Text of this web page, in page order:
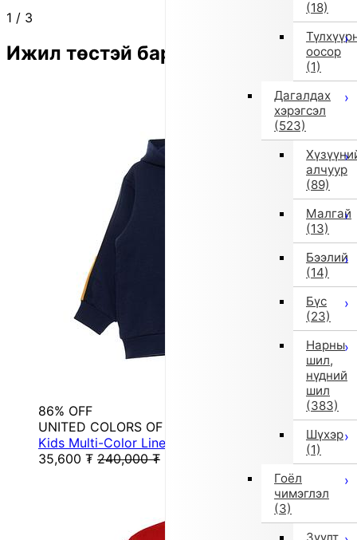
(18)
оосор
(1)
Дагалдах
хэрэгсэл
(523)
алчуур
(89)
Малгай
(13)
Бээлий
(14)
Бүс
(23)
Нарны
шил,
нүдний
шил
(383)
Шүхэр
(1)
Гоёл
чимэглэл
(3)
1 / 3
Ижил төстэй бараа
86% OFF
UNITED COLORS OF BENETTON.
Kids Multi-Color Line Sleeve Logo Print Hooded ...
35,600 ₮ 240,000 ₮